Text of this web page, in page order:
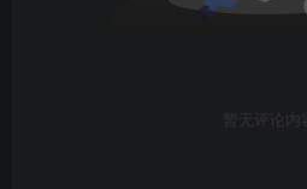
暂无评论内容